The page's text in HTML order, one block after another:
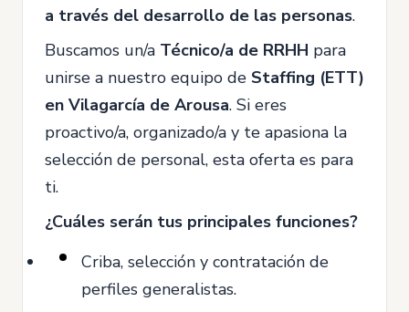
a través del desarrollo de las personas.
Buscamos un/a Técnico/a de RRHH para
unirse a nuestro equipo de Staffing (ETT)
en Vilagarcía de Arousa. Si eres
proactivo/a, organizado/a y te apasiona la
selección de personal, esta oferta es para
ti.
¿Cuáles serán tus principales funciones?
Criba, selección y contratación de
perfiles generalistas.